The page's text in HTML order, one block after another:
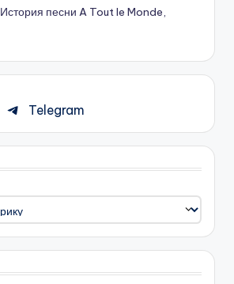
История песни A Tout le Monde,
Telegram